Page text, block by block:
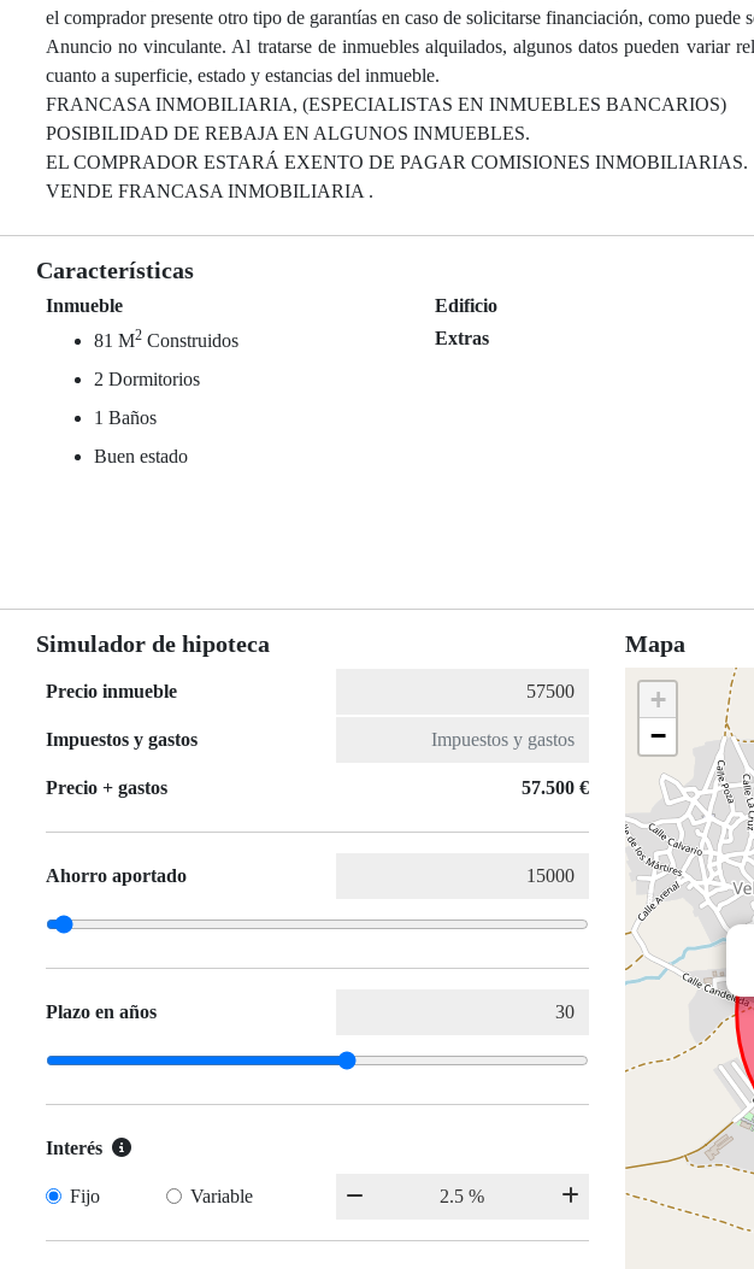
el comprador presente otro tipo de garantías en caso de solicitarse financiación, como puede
Anuncio no vinculante. Al tratarse de inmuebles alquilados, algunos datos pueden variar
cuanto a superficie, estado y estancias del inmueble.
FRANCASA INMOBILIARIA, (ESPECIALISTAS EN INMUEBLES BANCARIOS)
POSIBILIDAD DE REBAJA EN ALGUNOS INMUEBLES.
EL COMPRADOR ESTARÁ EXENTO DE PAGAR COMISIONES INMOBILIARIAS.
VENDE FRANCASA INMOBILIARIA .
Características
Inmueble
81 M2 Construidos
2 Dormitorios
1 Baños
Buen estado
Edificio
Extras
Simulador de hipoteca
Precio inmueble
Impuestos y gastos
Precio + gastos 57.500 €
Ahorro aportado
Plazo en años
Interés
Fijo Variable
Mapa
+
−